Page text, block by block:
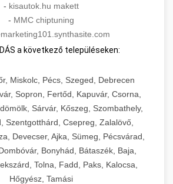
- kisautok.hu makett
- MMC chiptuning
a következő településeken:
Miskolc, Pécs, Szeged, Debrecen
Sopron, Fertőd, Kapuvár, Csorna,
Sárvár, Kőszeg, Szombathely,
Szentgotthárd, Csepreg, Zalalövő,
Devecser, Ajka, Sümeg, Pécsvárad,
Bonyhád, Bátaszék, Baja,
Tolna, Fadd, Paks, Kalocsa,
Hőgyész, Tamási